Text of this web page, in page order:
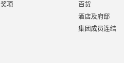
奖项
百货
酒店及府邸
集团成员连结